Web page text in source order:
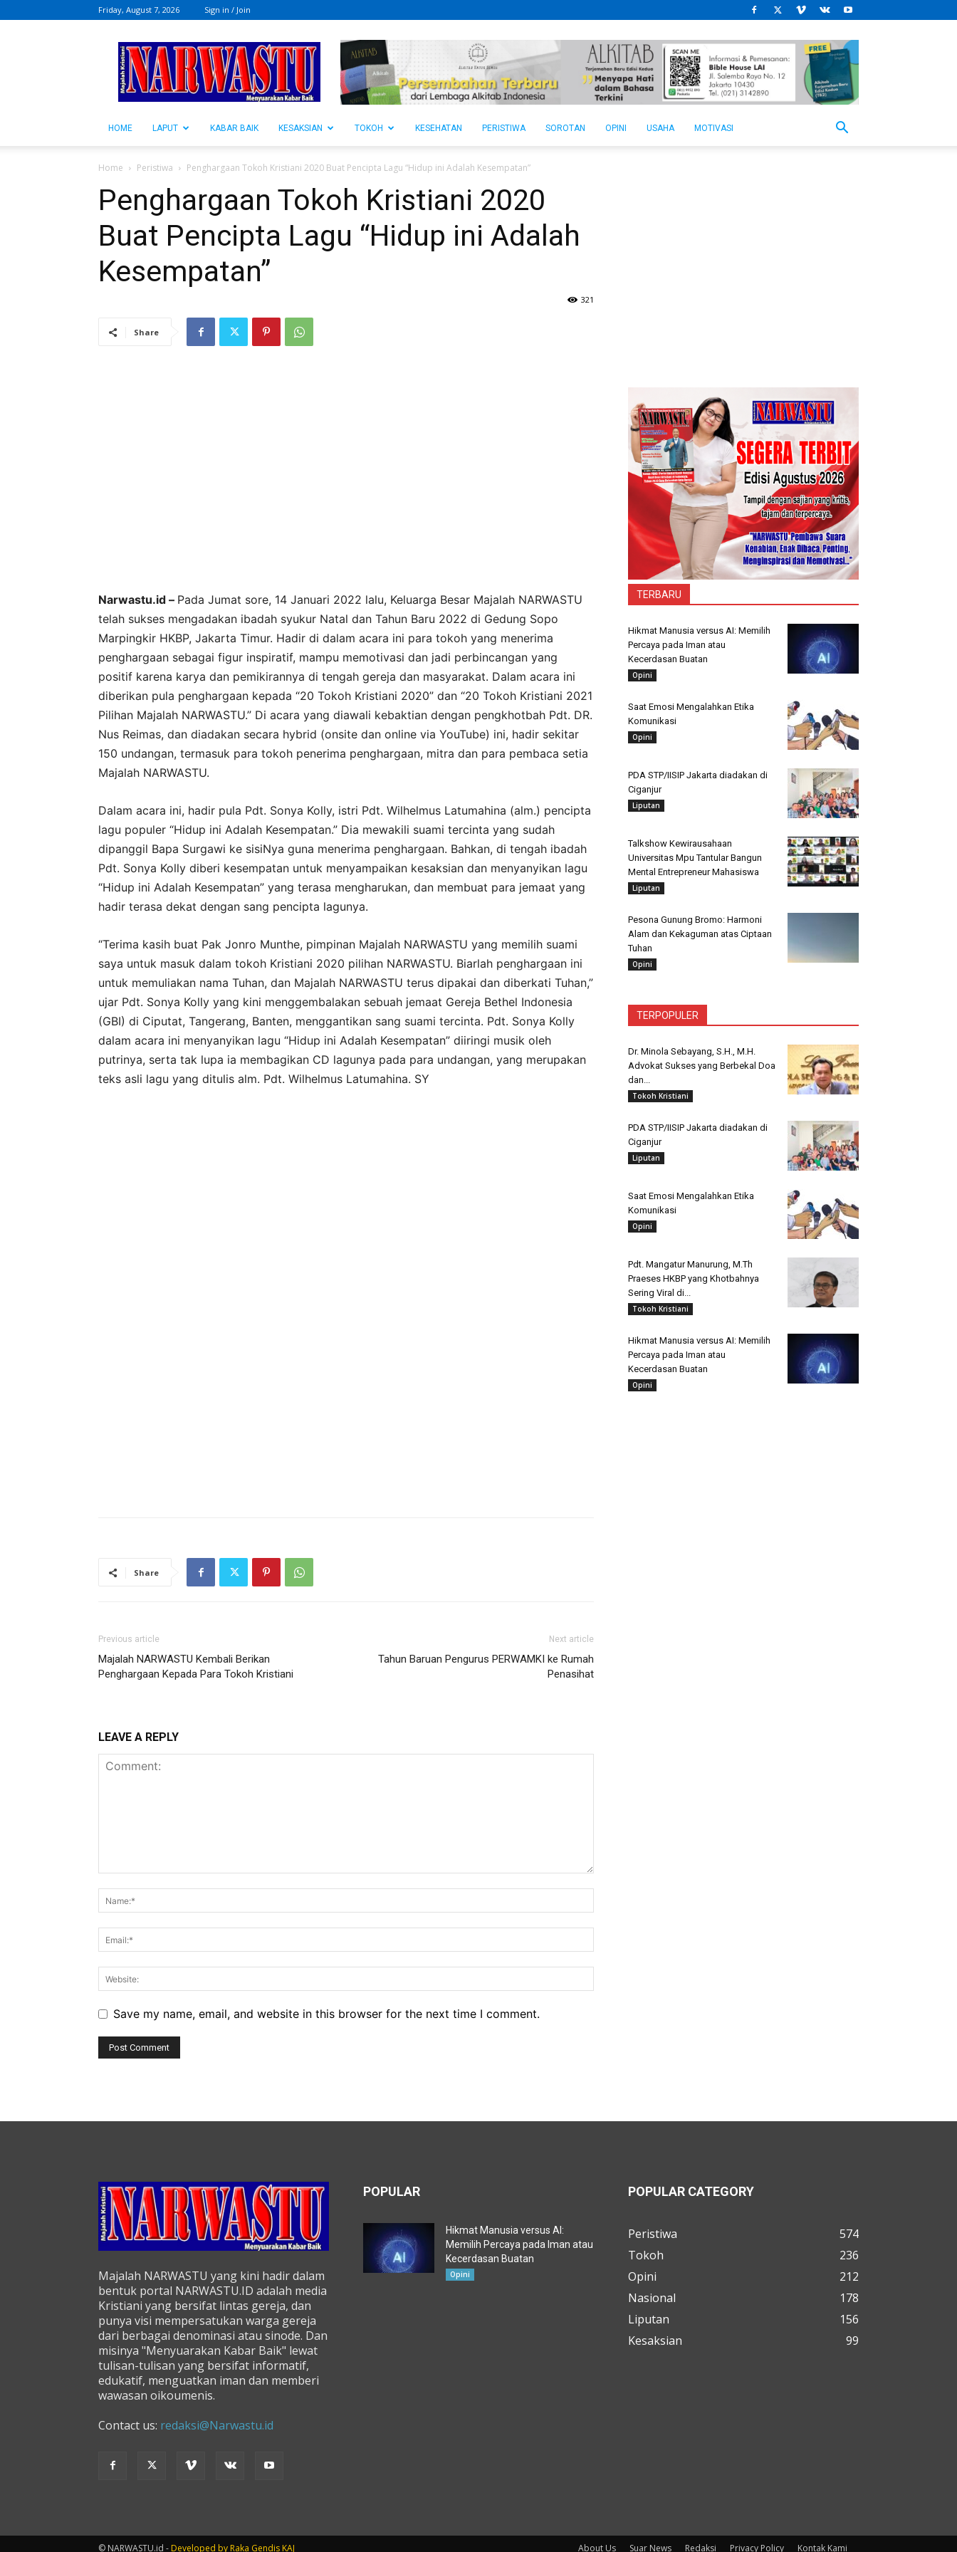
Friday, August 7, 2026 Sign in / Join
NARWASTU.ID
HOME LAPUT KABAR BAIK KESAKSIAN TOKOH KESEHATAN PERISTIWA SOROTAN OPINI USAHA MOTIVASI
Home Peristiwa Penghargaan Tokoh Kristiani 2020 Buat Pencipta Lagu “Hidup ini Adalah Kesempatan”
Penghargaan Tokoh Kristiani 2020
Buat Pencipta Lagu “Hidup ini Adalah
Kesempatan”
321
Share
Narwastu.id – Pada Jumat sore, 14 Januari 2022 lalu, Keluarga Besar Majalah NARWASTU
telah sukses mengadakan ibadah syukur Natal dan Tahun Baru 2022 di Gedung Sopo
Marpingkir HKBP, Jakarta Timur. Hadir di dalam acara ini para tokoh yang menerima
penghargaan sebagai figur inspiratif, mampu memotivasi dan jadi perbincangan yang
positif karena karya dan pemikirannya di tengah gereja dan masyarakat. Dalam acara ini
diberikan pula penghargaan kepada “20 Tokoh Kristiani 2020” dan “20 Tokoh Kristiani 2021
Pilihan Majalah NARWASTU.” Di acara yang diawali kebaktian dengan pengkhotbah Pdt. DR.
Nus Reimas, dan diadakan secara hybrid (onsite dan online via YouTube) ini, hadir sekitar
150 undangan, termasuk para tokoh penerima penghargaan, mitra dan para pembaca setia
Majalah NARWASTU.
Dalam acara ini, hadir pula Pdt. Sonya Kolly, istri Pdt. Wilhelmus Latumahina (alm.) pencipta
lagu populer “Hidup ini Adalah Kesempatan.” Dia mewakili suami tercinta yang sudah
dipanggil Bapa Surgawi ke sisiNya guna menerima penghargaan. Bahkan, di tengah ibadah
Pdt. Sonya Kolly diberi kesempatan untuk menyampaikan kesaksian dan menyanyikan lagu
“Hidup ini Adalah Kesempatan” yang terasa mengharukan, dan membuat para jemaat yang
hadir terasa dekat dengan sang pencipta lagunya.
“Terima kasih buat Pak Jonro Munthe, pimpinan Majalah NARWASTU yang memilih suami
saya untuk masuk dalam tokoh Kristiani 2020 pilihan NARWASTU. Biarlah penghargaan ini
untuk memuliakan nama Tuhan, dan Majalah NARWASTU terus dipakai dan diberkati Tuhan,”
ujar Pdt. Sonya Kolly yang kini menggembalakan sebuah jemaat Gereja Bethel Indonesia
(GBI) di Ciputat, Tangerang, Banten, menggantikan sang suami tercinta. Pdt. Sonya Kolly
dalam acara ini menyanyikan lagu “Hidup ini Adalah Kesempatan” diiringi musik oleh
putrinya, serta tak lupa ia membagikan CD lagunya pada para undangan, yang merupakan
teks asli lagu yang ditulis alm. Pdt. Wilhelmus Latumahina. SY
Share
Previous article
Majalah NARWASTU Kembali Berikan
Penghargaan Kepada Para Tokoh Kristiani
Next article
Tahun Baruan Pengurus PERWAMKI ke Rumah
Penasihat
LEAVE A REPLY
Save my name, email, and website in this browser for the next time I comment.
TERBARU
Hikmat Manusia versus AI: Memilih
Percaya pada Iman atau
Kecerdasan Buatan
Opini
Saat Emosi Mengalahkan Etika
Komunikasi
Opini
PDA STP/IISIP Jakarta diadakan di
Ciganjur
Liputan
Talkshow Kewirausahaan
Universitas Mpu Tantular Bangun
Mental Entrepreneur Mahasiswa
Liputan
Pesona Gunung Bromo: Harmoni
Alam dan Kekaguman atas Ciptaan
Tuhan
Opini
TERPOPULER
Dr. Minola Sebayang, S.H., M.H.
Advokat Sukses yang Berbekal Doa
dan...
Tokoh Kristiani
PDA STP/IISIP Jakarta diadakan di
Ciganjur
Liputan
Saat Emosi Mengalahkan Etika
Komunikasi
Opini
Pdt. Mangatur Manurung, M.Th
Praeses HKBP yang Khotbahnya
Sering Viral di...
Tokoh Kristiani
Hikmat Manusia versus AI: Memilih
Percaya pada Iman atau
Kecerdasan Buatan
Opini
Majalah NARWASTU yang kini hadir dalam
bentuk portal NARWASTU.ID adalah media
Kristiani yang bersifat lintas gereja, dan
punya visi mempersatukan warga gereja
dari berbagai denominasi atau sinode. Dan
misinya "Menyuarakan Kabar Baik" lewat
tulisan-tulisan yang bersifat informatif,
edukatif, menguatkan iman dan memberi
wawasan oikoumenis.
Contact us: redaksi@Narwastu.id
POPULAR
Hikmat Manusia versus AI:
Memilih Percaya pada Iman atau
Kecerdasan Buatan
Opini
POPULAR CATEGORY
Peristiwa
574
Tokoh
236
Opini
212
Nasional
178
Liputan
156
Kesaksian
99
About Us Suar News Redaksi Privacy Policy Kontak Kami
© NARWASTU.id - Developed by Raka Gendis KAJ